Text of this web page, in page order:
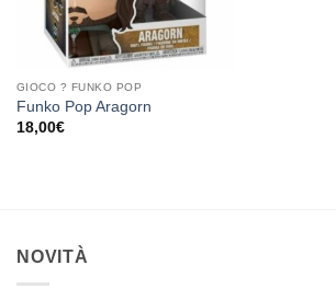
GIOCO ? FUNKO POP
Funko Pop Aragorn
18,00€
NOVITÀ